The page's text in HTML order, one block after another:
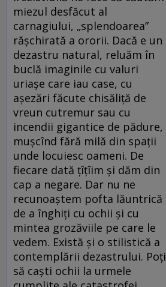
miezul desfăcut al
carnagiului, „splendoarea”
rășchirată a ororii. Dacă e un
dezastru natural, reluăm în
buclă imaginile cu valuri
uriașe care iau case, cu
așezări făcute chisăliță de
vreun cutremur sau cu
incendii gigantice de pădure,
mușcînd fără milă din spații
unde locuiesc oameni. De
fiecare dată țîțîim și dăm din
cap a negare. Dar nu ne
recunoaștem pofta lăuntrică
de a înghiți cu ochii și cu
mintea grozăviile pe care le
vedem. Există și o stilistică a
contemplării dezastrului. Poți
să caști ochii la urmele